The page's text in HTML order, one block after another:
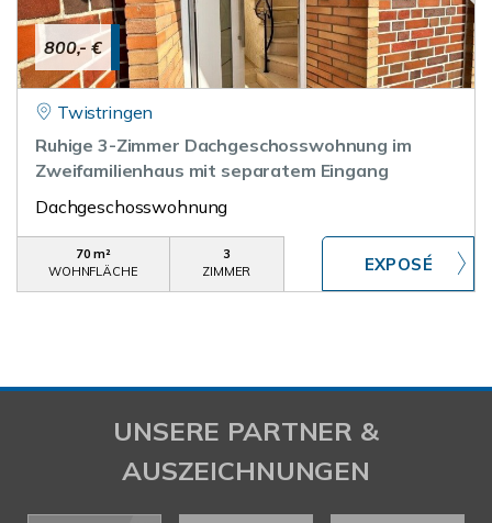
800,- €
Twistringen
Ruhige 3-Zimmer Dachgeschosswohnung im
Zweifamilienhaus mit separatem Eingang
Dachgeschosswohnung
70 m²
WOHNFLÄCHE
3
ZIMMER
UNSERE PARTNER &
AUSZEICHNUNGEN